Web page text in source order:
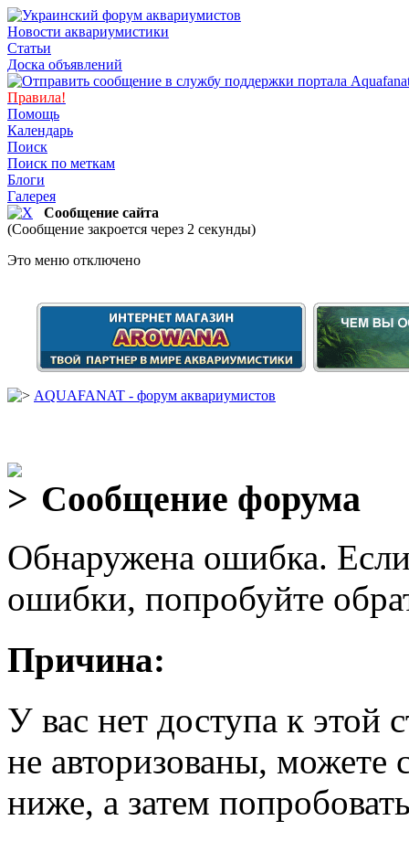
Новости аквариумистики
Статьи
Доска объявлений
Правила!
Помощь
Календарь
Поиск
Поиск по меткам
Блоги
Галерея
Сообщение сайта
(Сообщение закроется через 2 секунды)
Это меню отключено
AQUAFANAT - форум аквариумистов
Сообщение форума
Обнаружена ошибка.
ошибки, попробуйте
Причина:
У вас нет доступа к
не авторизованы, можете
ниже, а затем